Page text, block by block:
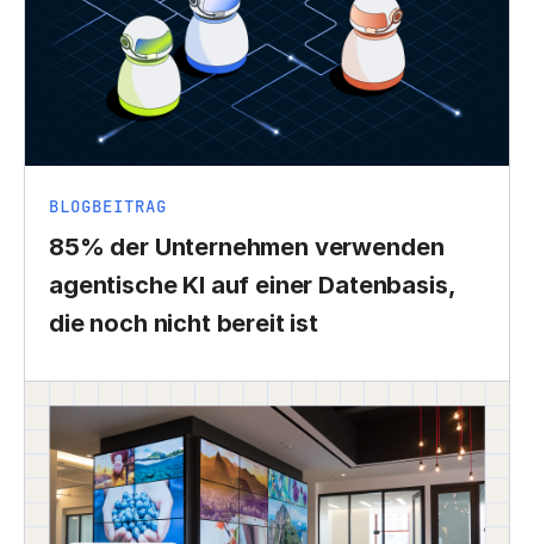
BLOGBEITRAG
85% der Unternehmen verwenden
agentische KI auf einer Datenbasis,
die noch nicht bereit ist